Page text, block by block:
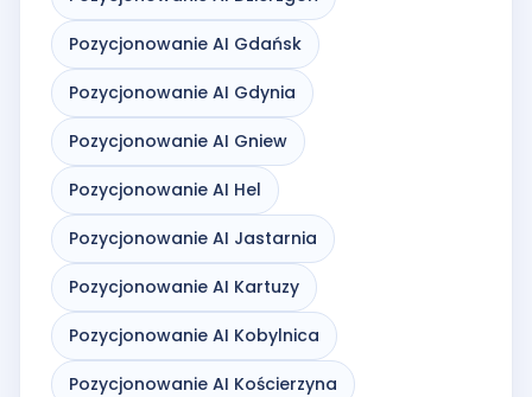
Pozycjonowanie AI Gdańsk
Pozycjonowanie AI Gdynia
Pozycjonowanie AI Gniew
Pozycjonowanie AI Hel
Pozycjonowanie AI Jastarnia
Pozycjonowanie AI Kartuzy
Pozycjonowanie AI Kobylnica
Pozycjonowanie AI Kościerzyna